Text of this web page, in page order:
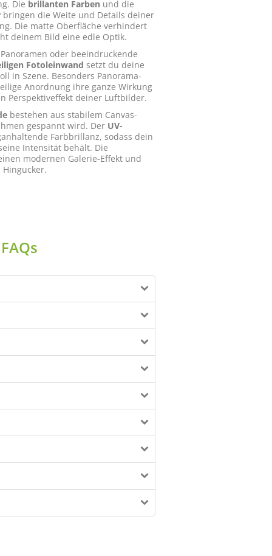
Die brillanten Farben und die
bringen die Weite und Details deiner
Die matte Oberfläche verhindert
deinem Bild eine edle Optik.
oder beeindruckende
Fotoleinwand setzt du deine
in Szene. Besonders Panorama-
Anordnung ihre ganze Wirkung
Perspektiveffekt deiner Luftbilder.
bestehen aus stabilem Canvas-
gespannt wird. Der UV-
Farbbrillanz, sodass dein
Intensität behält. Die
modernen Galerie-Effekt und